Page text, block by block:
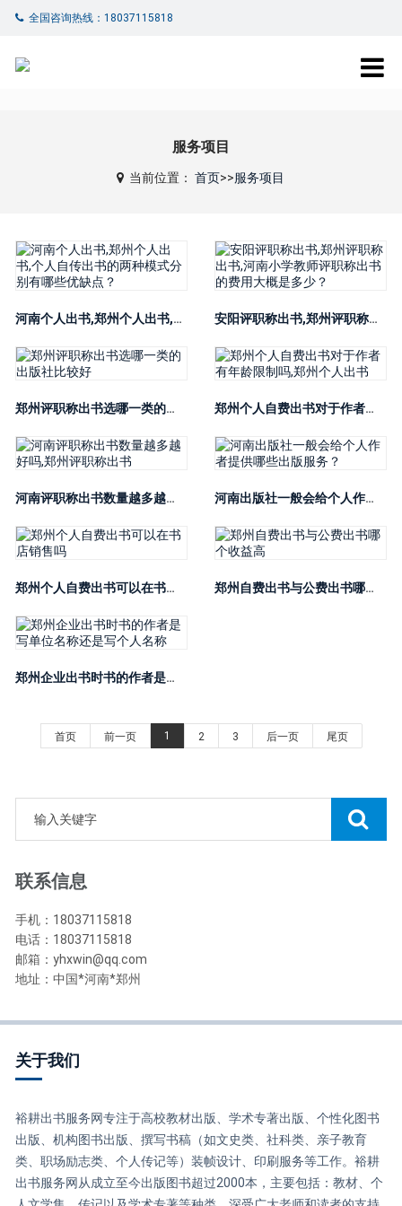
全国咨询热线：18037115818
服务项目
当前位置：首页>>服务项目
河南个人出书,郑州个人出书,个人自传出书的两种模式分别有哪些优缺点？ 安阳评职称出书,郑州评职称出书,河南小学教师评职称出书的费用大概是多少？
郑州评职称出书选哪一类的出版社比较好 郑州个人自费出书对于作者有年龄限制吗,郑州个人出书
河南评职称出书数量越多越好吗,郑州评职称出书 河南出版社一般会给个人作者提供哪些出版服务？
郑州个人自费出书可以在书店销售吗 郑州自费出书与公费出书哪个收益高
郑州企业出书时书的作者是写单位名称还是写个人名称
首页 前一页 1 2 3 后一页 尾页
联系信息
手机：18037115818
电话：18037115818
邮箱：yhxwin@qq.com
地址：中国*河南*郑州
关于我们
裕耕出书服务网专注于高校教材出版、学术专著出版、个性化图书
出版、机构图书出版、撰写书稿（如文史类、社科类、亲子教育
类、职场励志类、个人传记等）装帧设计、印刷服务等工作。裕耕
出书服务网从成立至今出版图书超过2000本，主要包括：教材、个